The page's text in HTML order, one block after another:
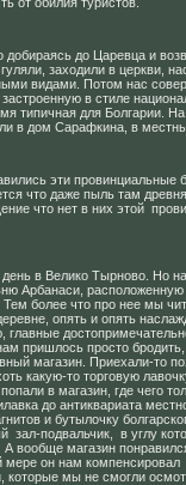
добираясь до Царевца и
заходили в церкви,
видами. Потом нас
в стиле
типичная для Болгарии.
в дом Сарафкина, в
эти провинциальные
что даже пыль там
что нет в них этой
день в Велико Тырново. Но
Арбанаси, расположенную
Тем более что про нее мы
опять и опять
главные
пришлось просто
магазин. Приехали-то
какую-то торговую
в магазин, где чего
до антиквариата
и бутылочку
зал-подвальчик, в углу
А вообще магазин
мере он нам компенсировал
которые мы не смогли